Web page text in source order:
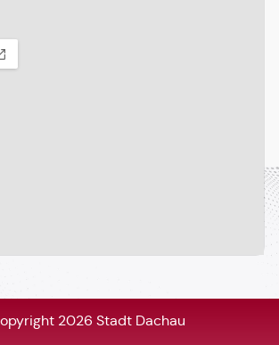
2026 Stadt Dachau